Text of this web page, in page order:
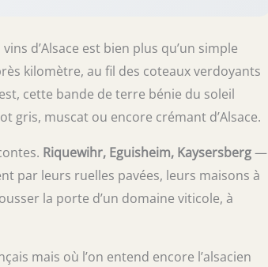
d’Alsace est bien plus qu’un simple
kilomètre, au fil des coteaux verdoyants
cette bande de terre bénie du soleil
gris, muscat ou encore crémant d’Alsace.
Riquewihr, Eguisheim, Kaysersberg—
par leurs ruelles pavées, leurs maisons à
la porte d’un domaine viticole, à
mais où l’on entend encore l’alsacien